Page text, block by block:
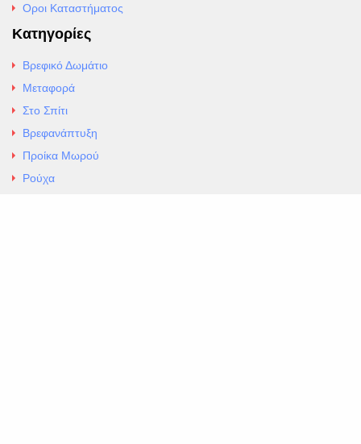
Οροι Καταστήματος
Κατηγορίες
Βρεφικό Δωμάτιο
Μεταφορά
Στο Σπίτι
Βρεφανάπτυξη
Προίκα Μωρού
Ρούχα